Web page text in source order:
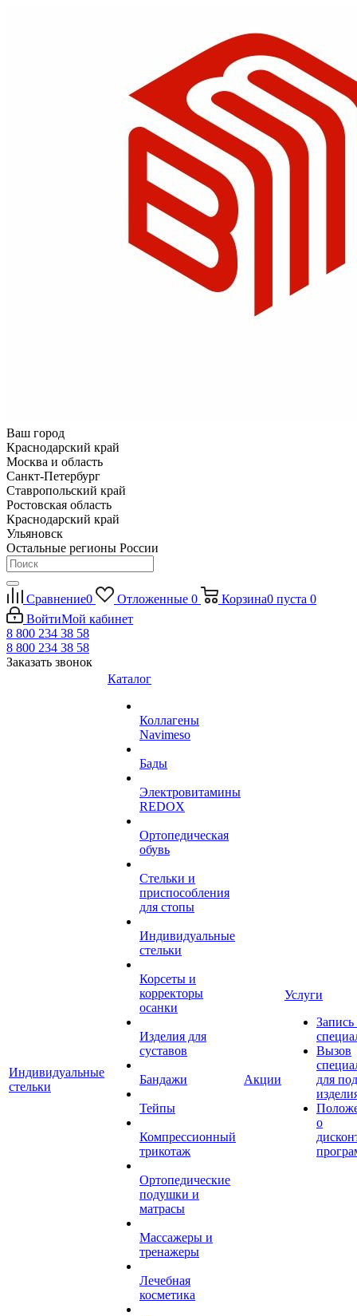
Ваш город
Краснодарский край
Москва и область
Санкт-Петербург
Ставропольский край
Ростовская область
Краснодарский край
Ульяновск
Остальные регионы России
Сравнение0 Отложенные 0 Корзина0 пуста 0
ВойтиМой кабинет
8 800 234 38 58
8 800 234 38 58
Заказать звонок
Индивидуальные
стельки
Каталог
Коллагены
Navimeso
Бады
Электровитамины
REDOX
Ортопедическая
обувь
Стельки и
приспособления
для стопы
Индивидуальные
стельки
Корсеты и
корректоры
осанки
Изделия для
суставов
Бандажи
Тейпы
Компрессионный
трикотаж
Ортопедические
подушки и
матрасы
Массажеры и
тренажеры
Лечебная
косметика
Акции
Услуги
Запись
Вызов
для
о